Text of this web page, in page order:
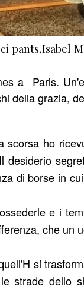
pants,Isabel
a Paris.
della grazia,
ho
di borse in
e i
che un
si
strade dello